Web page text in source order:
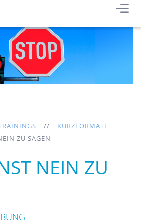
KURZFORMATE
ZU SAGEN
NEIN ZU